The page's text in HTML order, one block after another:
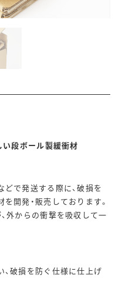
い段ボール製緩衝材
で発送する際に、破損を
開発・販売しております。
外からの衝撃を吸収して一
破損を防ぐ仕様に仕上げ